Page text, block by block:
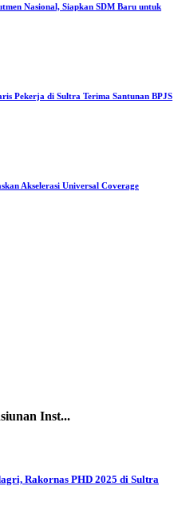
Nasional, Siapkan SDM Baru untuk
Pekerja di Sultra Terima Santunan BPJS
Akselerasi Universal Coverage
Inst...
Rakornas PHD 2025 di Sultra